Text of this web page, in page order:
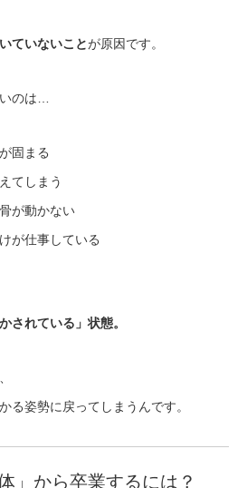
ていないことが原因です。
のは…
固まる
てしまう
が動かない
が仕事している
されている」状態。
る姿勢に戻ってしまうんです。
」から卒業するには？